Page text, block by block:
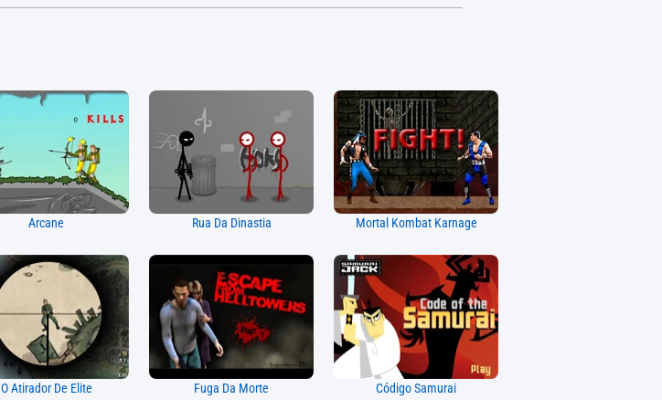
Arcane Rua Da Dinastia Mortal Kombat Karnage
O Atirador De Elite Fuga Da Morte Código Samurai